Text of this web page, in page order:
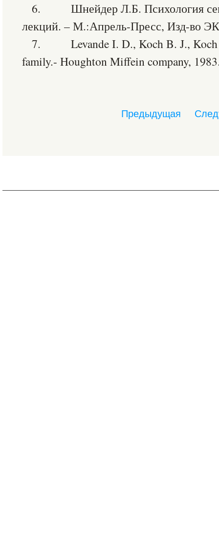
6. Шнейдер Л.Б. Психология
лекций. – М.:Апрель-Пресс, Изд-во
7. Levande I. D., Koch B. J., Koch
family.- Houghton Miffein company,
Предыдущая